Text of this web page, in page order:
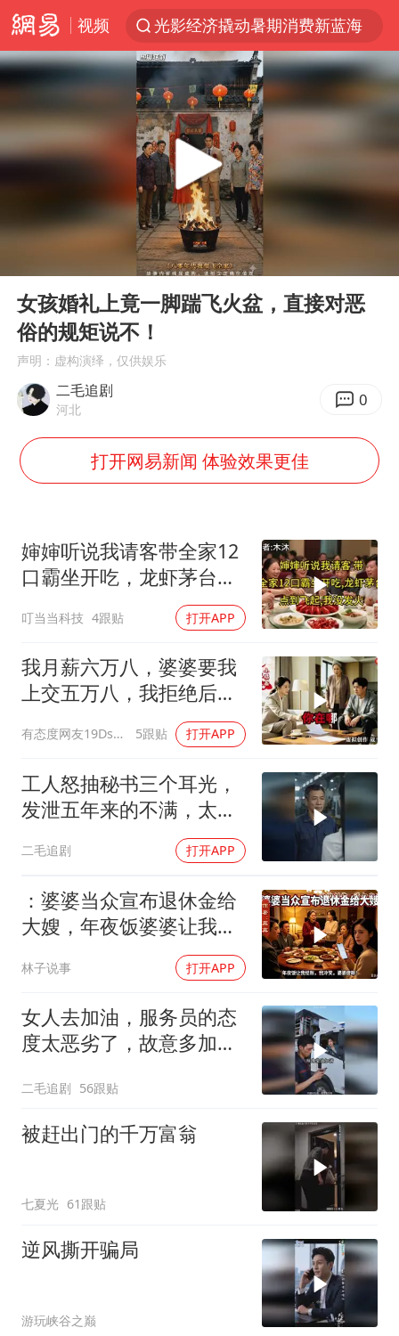
视频
光影经济撬动暑期消费新蓝海
马克·艾伦退出斯诺克中国公开赛
情侣平潭拍日出坠崖1死1伤
夏日经济乘“热”而上 消费市场向“新”而行
白海豚将正面袭击贯穿浙江
酒店回应车内过夜被收150元
36岁男演员成景区NPC后人气爆棚
全民健身事业高质量发展
几元成本的AI广告导致千万市值蒸发
老挝国会主席赛宋蓬逝世
乐享全民健身 共筑健康中国
Play
女孩婚礼上竟一脚踹飞火盆，直接对恶
俗的规矩说不！
声明：虚构演绎，仅供娱乐
二毛追剧
河北 0
打开网易新闻 体验效果更佳
婶婶听说我请客带全家12
口霸坐开吃，龙虾茅台点
叮当当科技 4跟贴 打开APP
我月薪六万八，婆婆要我
上交五万八，我拒绝后她
换了门锁，12天后我决意
离婚
有态度网友19Dsym 5跟贴 打开APP
工人怒抽秘书三个耳光，
发泄五年来的不满，太解
二毛追剧 打开APP
：婆婆当众宣布退休金给
大嫂，年夜饭婆婆让我结
账，我冷笑，婆婆傻眼
林子说事 打开APP
女人去加油，服务员的态
度太恶劣了，故意多加油
二毛追剧 56跟贴
被赶出门的千万富翁
七夏光 61跟贴
逆风撕开骗局
游玩峡谷之巅